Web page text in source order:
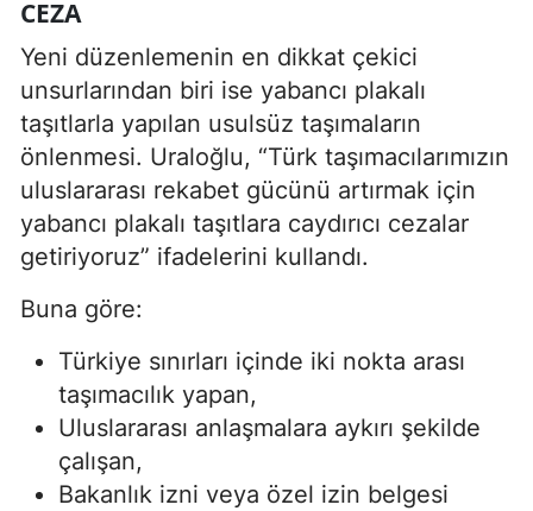
CEZA
Yeni düzenlemenin en dikkat çekici
unsurlarından biri ise yabancı plakalı
taşıtlarla yapılan usulsüz taşımaların
önlenmesi. Uraloğlu, “Türk taşımacılarımızın
uluslararası rekabet gücünü artırmak için
yabancı plakalı taşıtlara caydırıcı cezalar
getiriyoruz” ifadelerini kullandı.
Buna göre:
Türkiye sınırları içinde iki nokta arası
taşımacılık yapan,
Uluslararası anlaşmalara aykırı şekilde
çalışan,
Bakanlık izni veya özel izin belgesi